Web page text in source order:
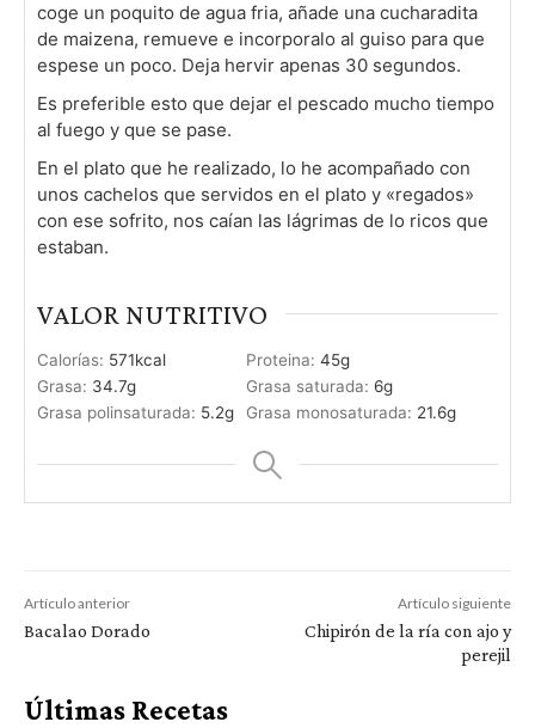
coge un poquito de agua fria, añade una cucharadita
de maizena, remueve e incorporalo al guiso para que
espese un poco. Deja hervir apenas 30 segundos.
Es preferible esto que dejar el pescado mucho tiempo
al fuego y que se pase.
En el plato que he realizado, lo he acompañado con
unos cachelos que servidos en el plato y «regados»
con ese sofrito, nos caían las lágrimas de lo ricos que
estaban.
VALOR NUTRITIVO
Calorías: 571kcal Proteina: 45g
Grasa: 34.7g Grasa saturada: 6g
Grasa polinsaturada: 5.2g Grasa monosaturada: 21.6g
Artículo anterior
Bacalao Dorado
Artículo siguiente
Chipirón de la ría con ajo y
perejil
Últimas Recetas